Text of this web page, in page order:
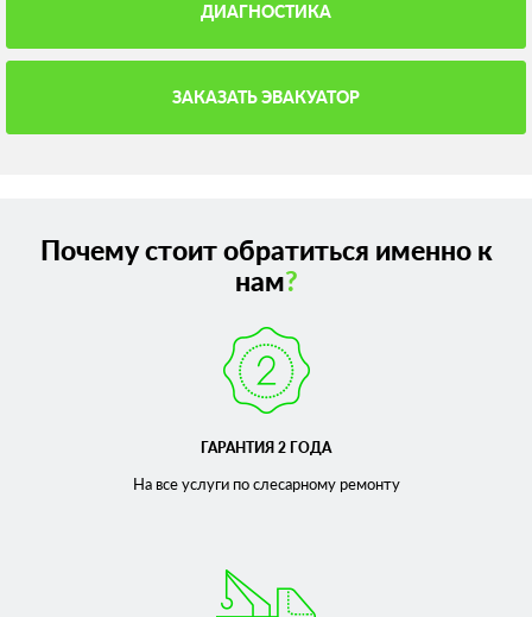
ДИАГНОСТИКА
ЗАКАЗАТЬ ЭВАКУАТОР
Почему стоит обратиться именно к
нам?
ГАРАНТИЯ 2 ГОДА
На все услуги по слесарномуремонту